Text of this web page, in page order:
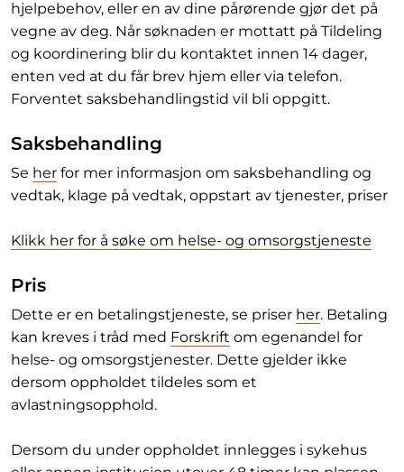
hjelpebehov, eller en av dine pårørende gjør det på
vegne av deg. Når søknaden er mottatt på Tildeling
og koordinering blir du kontaktet innen 14 dager,
enten ved at du får brev hjem eller via telefon.
Forventet saksbehandlingstid vil bli oppgitt.
Saksbehandling
Se her for mer informasjon om saksbehandling og
vedtak, klage på vedtak, oppstart av tjenester, priser
Klikk her for å søke om helse- og omsorgstjeneste
Pris
Dette er en betalingstjeneste, se priser her. Betaling
kan kreves i tråd med Forskrift om egenandel for
helse- og omsorgstjenester. Dette gjelder ikke
dersom oppholdet tildeles som et
avlastningsopphold.
Dersom du under oppholdet innlegges i sykehus